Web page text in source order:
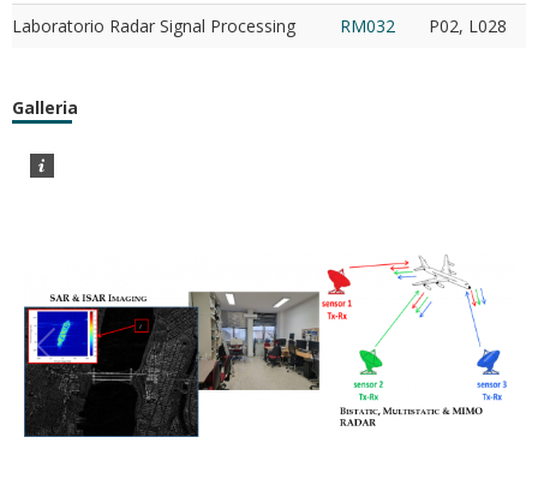
Laboratorio Radar Signal Processing
RM032 P02, L028
Galleria